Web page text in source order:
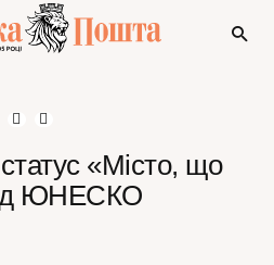
«Місто, що
ЮНЕСКО